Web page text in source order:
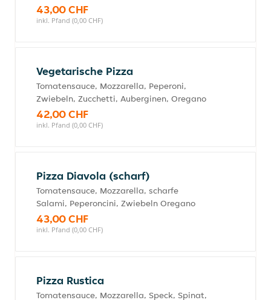
43,00 CHF
inkl. Pfand (0,00 CHF)
Vegetarische Pizza
Tomatensauce, Mozzarella, Peperoni,
Zwiebeln, Zucchetti, Auberginen, Oregano
42,00 CHF
inkl. Pfand (0,00 CHF)
Pizza Diavola (scharf)
Tomatensauce, Mozzarella, scharfe
Salami, Peperoncini, Zwiebeln Oregano
43,00 CHF
inkl. Pfand (0,00 CHF)
Pizza Rustica
Tomatensauce, Mozzarella, Speck, Spinat,